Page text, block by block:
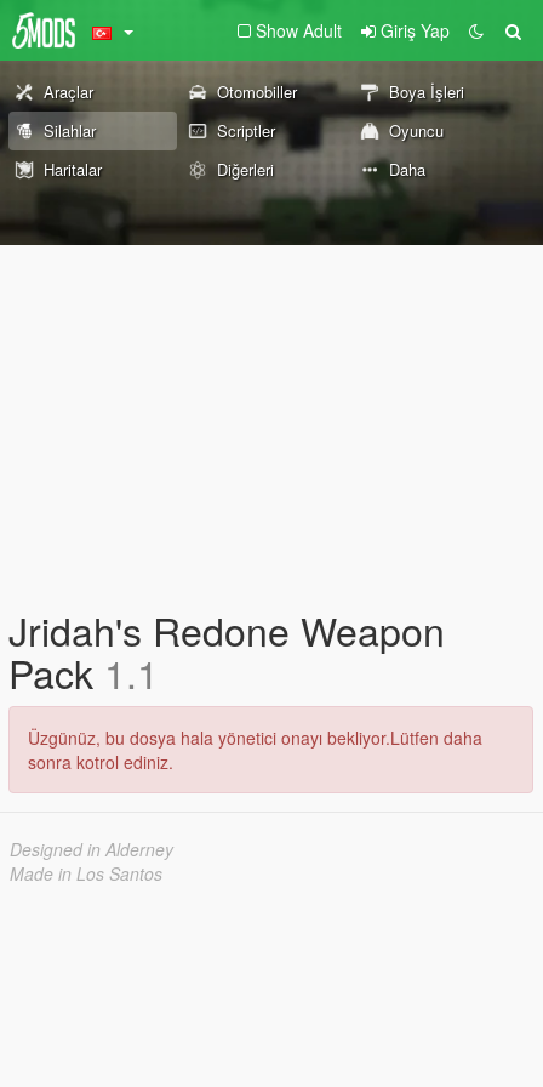
Show Adult Giriş Yap
Araçlar Otomobiller
Boya İşleri
Silahlar
Scriptler
Oyuncu
Haritalar
Diğerleri Daha
Jridah's Redone Weapon
Pack 1.1
Üzgünüz, bu dosya hala yönetici onayı bekliyor.Lütfen daha
sonra kotrol ediniz.
Designed in Alderney
Made in Los Santos